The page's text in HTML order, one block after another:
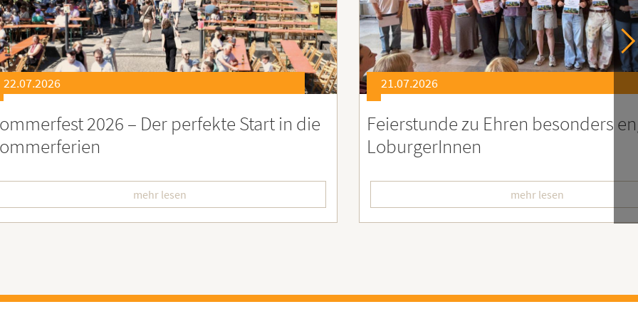
21.07.2026
zu Ehren besonders engagierter
mehr lesen
21.07.2026
Soziales Engagement für
Ruanda – Wir sind dabei!
mehr lesen